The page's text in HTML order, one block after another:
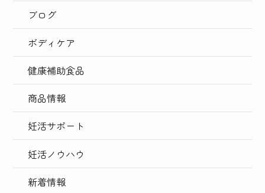
ブログ
ボディケア
健康補助食品
商品情報
妊活サポート
妊活ノウハウ
新着情報